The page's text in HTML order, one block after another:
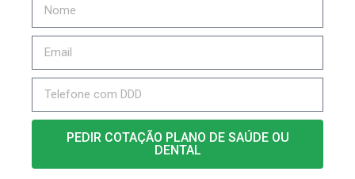
PEDIR COTAÇÃO PLANO DE SAÚDE OU
DENTAL